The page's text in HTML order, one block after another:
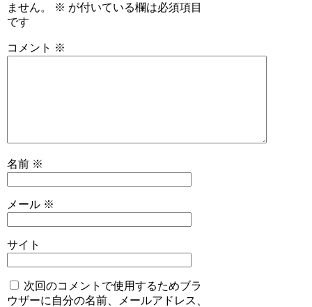
ません。
※ が付いている欄は必須項目
です
コメント ※
名前 ※
メール ※
サイト
次回のコメントで使用するためブラ
ウザーに自分の名前、メールアドレス、